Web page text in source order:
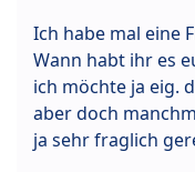
Ich habe mal eine
Wann habt ihr es
ich möchte ja eig.
aber doch
ja sehr fraglich